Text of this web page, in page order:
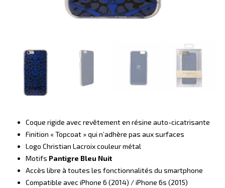
Coque rigide avec revêtement en résine auto-cicatrisante
Finition « Topcoat » qui n’adhère pas aux surfaces
Logo Christian Lacroix couleur métal
Motifs Pantigre Bleu Nuit
Accès libre à toutes les fonctionnalités du smartphone
Compatible avec iPhone 6 (2014) / iPhone 6s (2015)